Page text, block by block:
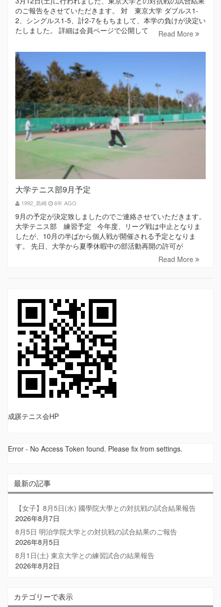
のご報告をさせていただきます。 対 東京大学 ダブルス1-
2、シングルス1-5、計2-7をもちまして、本学の負けが決定い
たしました。 詳細は会員ページで公開して
Read More
大学テニス部9月予定
1992_島崎 6年 AGO
9月の予定が決定致しましたのでご連絡させていただきます。
大学テニス部 練習予定 今年度、リーグ戦は中止となりま
したが、10月の半ばから個人戦が開催される予定となりま
す。 先日、大学から夏季休暇中の部活動再開の許可が
Read More
成蹊テニス会HP
Error - No Access Token found. Please fix from settings.
最新の記事
【女子】8月5日(水) 國學院大學との対抗戦の試合結果報告
2026年8月7日
8月5日 明治学院大学との対抗戦の試合結果のご報告
2026年8月5日
8月1日(土) 東京大学との練習試合の結果報告
2026年8月2日
カテゴリーで表示